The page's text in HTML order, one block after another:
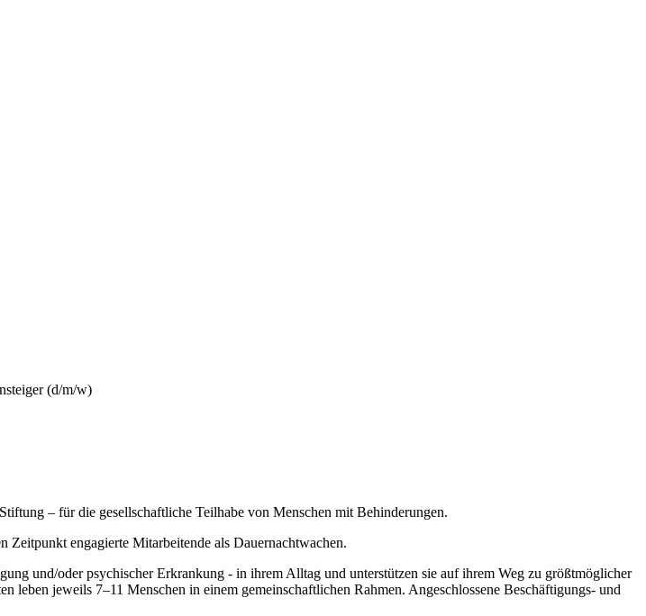
(d/m/w)
– für die gesellschaftliche Teilhabe von Menschen mit Behinderungen.
Zeitpunkt engagierte Mitarbeitende als Dauernachtwachen.
und/oder psychischer Erkrankung - in ihrem Alltag und unterstützen sie auf ihrem Weg zu größtmöglicher
leben jeweils 7–11 Menschen in einem gemeinschaftlichen Rahmen. Angeschlossene Beschäftigungs- und